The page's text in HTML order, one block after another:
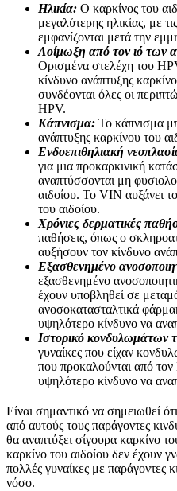
Ηλικία: Ο καρκίνος του
μεγαλύτερης ηλικίας, με
εμφανίζονται μετά την
Λοίμωξη από τον ιό των
Ορισμένα στελέχη του
κίνδυνο ανάπτυξης
συνδέονται όλες οι
HPV.
Κάπνισμα: Το κάπνισμα
ανάπτυξης καρκίνου του
Ενδοεπιθηλιακή
για μια προκαρκινική
αναπτύσσονται μη
αιδοίου. Το VIN αυξάνει
του αιδοίου.
Χρόνιες δερματικές
παθήσεις, όπως ο
αυξήσουν τον κίνδυνο
Εξασθενημένο
εξασθενημένο
έχουν υποβληθεί σε
ανοσοκατασταλτικά
υψηλότερο κίνδυνο να
Ιστορικό κονδυλωμάτων
γυναίκες που είχαν
που προκαλούνται από
υψηλότερο κίνδυνο να
Είναι σημαντικό να σημειωθεί
από αυτούς τους παράγοντες
θα αναπτύξει σίγουρα καρκίνο
καρκίνο του αιδοίου δεν έχουν
πολλές γυναίκες με παράγοντες
νόσο.